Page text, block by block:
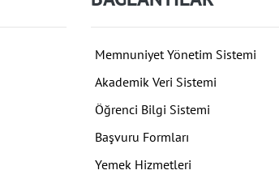
Memnuniyet Yönetim Sistemi
Akademik Veri Sistemi
Öğrenci Bilgi Sistemi
Başvuru Formları
Yemek Hizmetleri